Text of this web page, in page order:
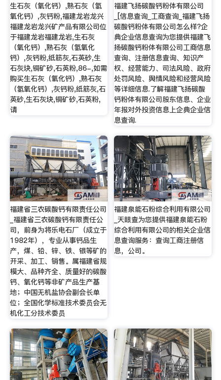
生石灰（氧化钙）,熟石灰（氢
氧化钙）,灰钙粉,福建龙岩龙兴
福建龙岩龙兴矿产品有限公司位
于福建龙岩福建龙岩,生石灰
（氧化钙）,熟石灰（氢氧化
钙）,灰钙粉,纸筋灰,石英砂,生
石灰块,铜矿砂,石英粉,86-,如需
购买生石灰（氧化钙）,熟石灰
（氢氧化钙）,灰钙粉,纸筋灰,石
英砂,生石灰块,铜矿砂,石英粉,
请
福建飞扬碳酸钙粉体有限公司
_[信息查询_工商查询_福建飞扬
碳酸钙粉体有限公司怎么样?企
典企业信息查询为您提供福建飞
扬碳酸钙粉体有限公司工商信息
查询、注册信息查询、知识产
权、经营能力、司法风险、政府
处罚风险、舆情风险和经营风险
等详细信息.了解福建飞扬碳酸
钙粉体有限公司股东信息、企业
年报对外投资信息上企典企业信
息查询.
福建省三农碳酸钙有限责任公司
_福建省三农碳酸钙有限责任公
司，前身为将乐电石厂（成立于
1982年），专业从事钙品生
产，煤、铅、锌、铁、银等矿的
开采、加工、销售。属福建省规
模大、品种齐全、质量好的碳酸
钙、氧化钙等非矿产品生产基
地；中国无机盐协会副会长单
位；全国化学标准技术委员会无
机化工分技术委员
福建泉能石粉综合利用有限公司
_天眼查为您提供福建泉能石粉
综合利用有限公司的相关企业信
息查询服务：查询工商注册信
息，公司。